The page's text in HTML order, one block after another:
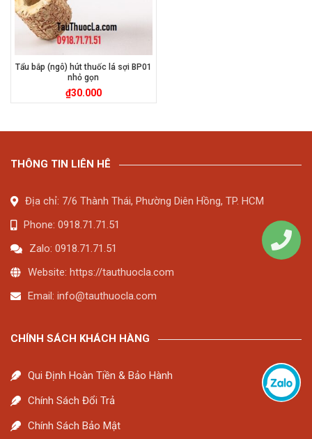
Tẩu bắp (ngô) hút thuốc lá sợi BP01
nhỏ gọn
₫30.000
THÔNG TIN LIÊN HÊ
Địa chỉ: 7/6 Thành Thái, Phường Diên Hồng, TP. HCM
Phone: 0918.71.71.51
Zalo: 0918.71.71.51
Website: https://tauthuocla.com
Email: info@tauthuocla.com
CHÍNH SÁCH KHÁCH HÀNG
Qui Định Hoàn Tiền & Bảo Hành
Chính Sách Đổi Trả
Chính Sách Bảo Mật